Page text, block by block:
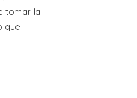
tomar la
que